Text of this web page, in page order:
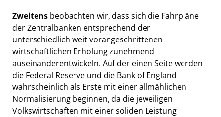
Zweitens beobachten wir, dass sich die Fahrpläne
der Zentralbanken entsprechend der
unterschiedlich weit vorangeschrittenen
wirtschaftlichen Erholung zunehmend
auseinanderentwickeln. Auf der einen Seite werden
die Federal Reserve und die Bank of England
wahrscheinlich als Erste mit einer allmählichen
Normalisierung beginnen, da die jeweiligen
Volkswirtschaften mit einer soliden Leistung